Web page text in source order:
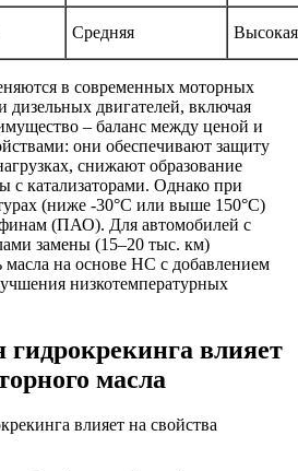
Средняя Высокая
в современных моторных
дизельных двигателей, включая
– баланс между ценой и
они обеспечивают защиту
снижают образование
с катализаторами. Однако при
(ниже -30°C или выше 150°C)
(ПАО). Для автомобилей с
замены (15–20 тыс. км)
масла на основе HC с добавлением
низкотемпературных
гидрокрекинга влияет
масла